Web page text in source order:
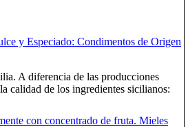
y Especiado: Condimentos de Origen
con concentrado de fruta. Mieles
A diferencia de las producciones
calidad de los ingredientes sicilianos: